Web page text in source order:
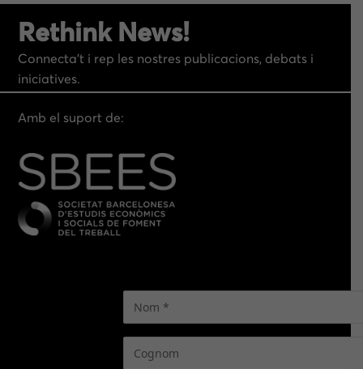
Rethink News!
Connecta’t i rep les nostres publicacions, debats i
iniciatives.
Amb el suport de: